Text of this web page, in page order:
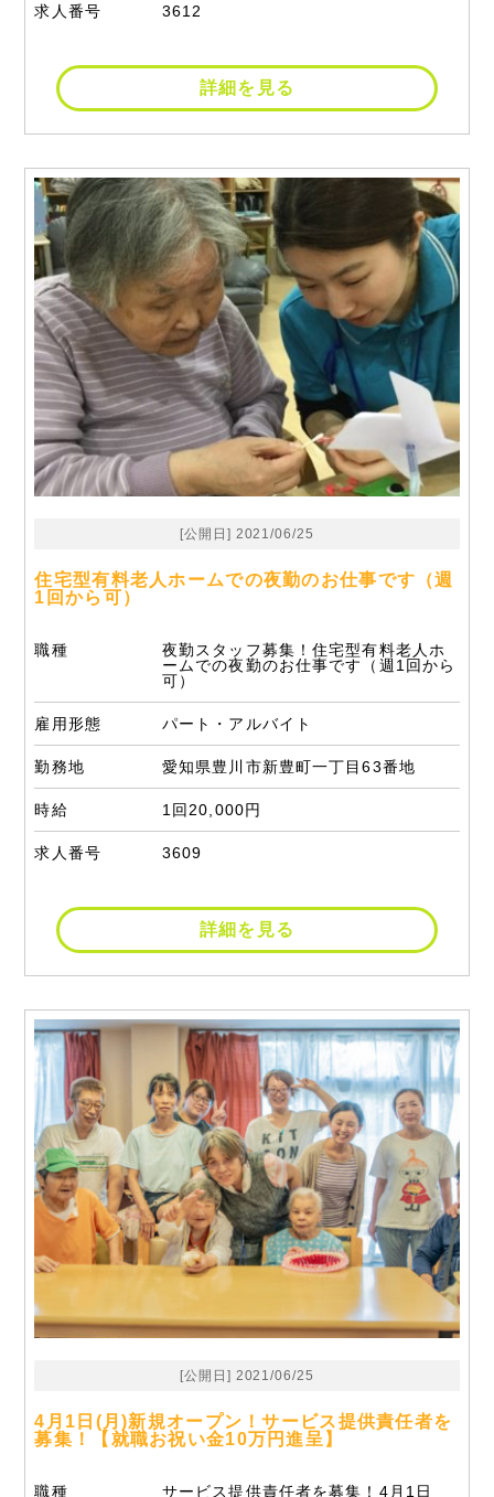
求人番号 3612
詳細を見る
[公開日] 2021/06/25
住宅型有料老人ホームでの夜勤のお仕事です（週
1回から可）
職種
夜勤スタッフ募集！住宅型有料老人ホ
ームでの夜勤のお仕事です（週1回から
可）
雇用形態 パート・アルバイト
勤務地 愛知県豊川市新豊町一丁目63番地
時給 1回20,000円
求人番号 3609
詳細を見る
[公開日] 2021/06/25
4月1日(月)新規オープン！サービス提供責任者を
募集！【就職お祝い金10万円進呈】
職種 サービス提供責任者を募集！4月1日